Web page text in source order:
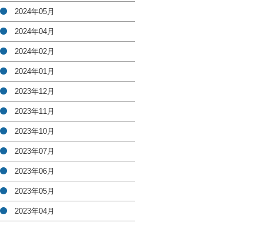
2024年05月
2024年04月
2024年02月
2024年01月
2023年12月
2023年11月
2023年10月
2023年07月
2023年06月
2023年05月
2023年04月